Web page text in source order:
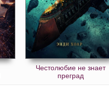
Честолюбие не знает
преград